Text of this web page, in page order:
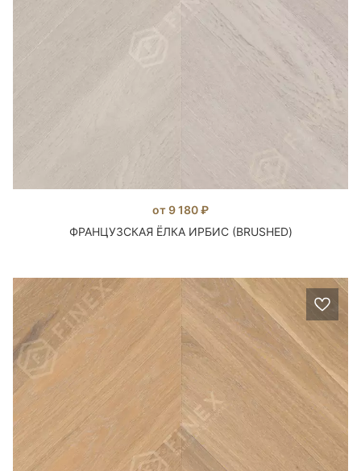
от 9 180 ₽
ФРАНЦУЗСКАЯ ЁЛКА ИРБИС (BRUSHED)